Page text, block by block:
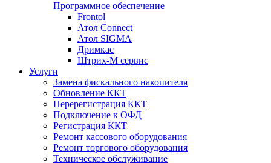
Программное обеспечение
Frontol
Атол Connect
Атол SIGMA
Дримкас
Штрих-М сервис
Услуги
Замена фискального накопителя
Обновление ККТ
Перерегистрация ККТ
Подключение к ОФД
Регистрация ККТ
Ремонт кассового оборудования
Ремонт торгового оборудования
Техническое обслуживание